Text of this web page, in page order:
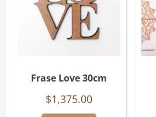
Frase Love 30cm
$1,375.00